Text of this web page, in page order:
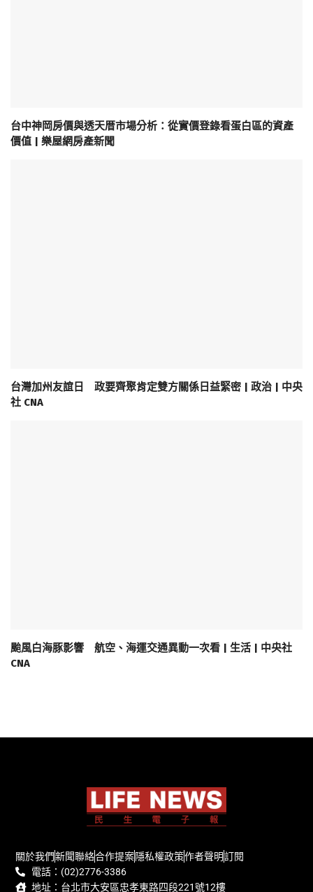
台中神岡房價與透天厝市場分析：從實價登錄看蛋白區的資產
價值 | 樂屋網房產新聞
台灣加州友誼日 政要齊聚肯定雙方關係日益緊密 | 政治 | 中央
社 CNA
颱風白海豚影響 航空、海運交通異動一次看 | 生活 | 中央社
CNA
關於我們新聞聯絡合作提案隱私權政策作者聲明訂閱
電話：(02)2776-3386
地址：台北市大安區忠孝東路四段221號12樓